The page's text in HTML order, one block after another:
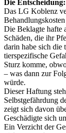
Die Entscheidung:
Das LG Koblenz
Die Beklagte hafte
Schäden, die ihr
darin habe sich die
tierspezifische
Sturz komme,
– was dann zur
würde.
Dieser Haftung
Selbstgefährdung
zeigt sich davon
Geschädigte sich
Ein Verzicht der